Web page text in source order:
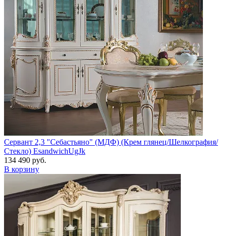
Сервант 2,3 "Себастьяно" (МДФ) (Крем глянец/Шелкография/
Стекло) EsandwichUgJk
134 490 руб.
В корзину